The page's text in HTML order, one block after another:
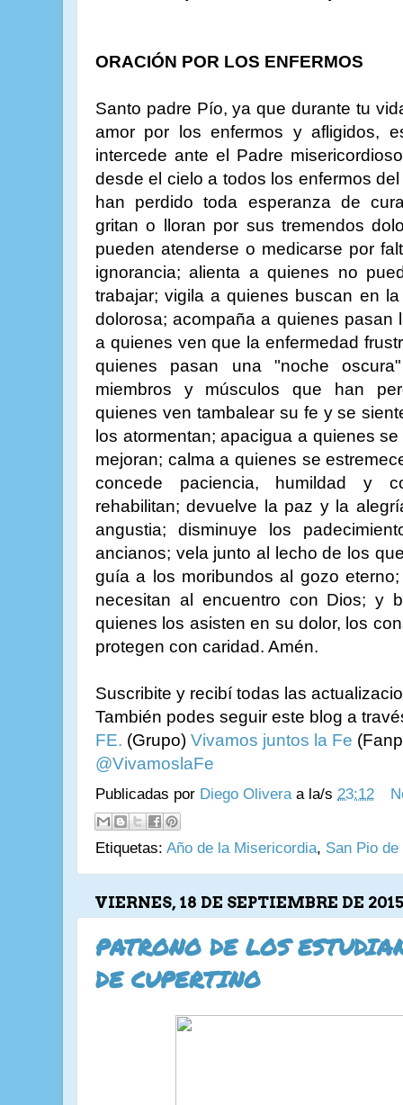
ORACIÓN POR LOS ENFERMOS
Santo padre Pío, ya que durante tu
amor por los enfermos y afligidos,
intercede ante el Padre
desde el cielo a todos los enfermos
han perdido toda esperanza de
gritan o lloran por sus tremendos
pueden atenderse o medicarse por
ignorancia; alienta a quienes no
trabajar; vigila a quienes buscan en
dolorosa; acompaña a quienes pasan
a quienes ven que la enfermedad
quienes pasan una "noche
miembros y músculos que han
quienes ven tambalear su fe y se
los atormentan; apacigua a quienes
mejoran; calma a quienes se
concede paciencia, humildad y
rehabilitan; devuelve la paz y la
angustia; disminuye los
ancianos; vela junto al lecho de los
guía a los moribundos al gozo
necesitan al encuentro con Dios; y
quienes los asisten en su dolor, los
protegen con caridad. Amén.
Suscribite y recibí todas las
También podes seguir este blog a
FE. (Grupo) Vivamos juntos la Fe
@VivamoslaFe
Publicadas por Diego Olivera a la/s 23:12
Etiquetas: Año de la Misericordia, San Pio
VIERNES, 18 DE SEPTIEMBRE DE 2015
PATRONO DE LOS
DE CUPERTINO